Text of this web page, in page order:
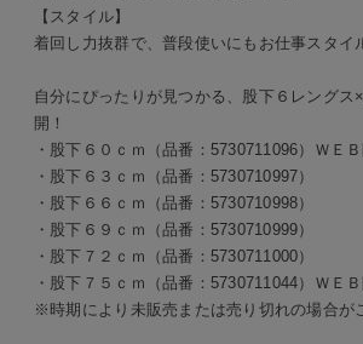
【スタイル】
着回し力抜群で、普段使いにもお仕事スタイ
自分にぴったりが見つかる、股下６レングス
開！
・股下６０ｃｍ（品番：5730711096）ＷＥ
・股下６３ｃｍ（品番：5730710997）
・股下６６ｃｍ（品番：5730710998）
・股下６９ｃｍ（品番：5730710999）
・股下７２ｃｍ（品番：5730711000）
・股下７５ｃｍ（品番：5730711044）ＷＥ
※時期により未販売または売り切れの場合が